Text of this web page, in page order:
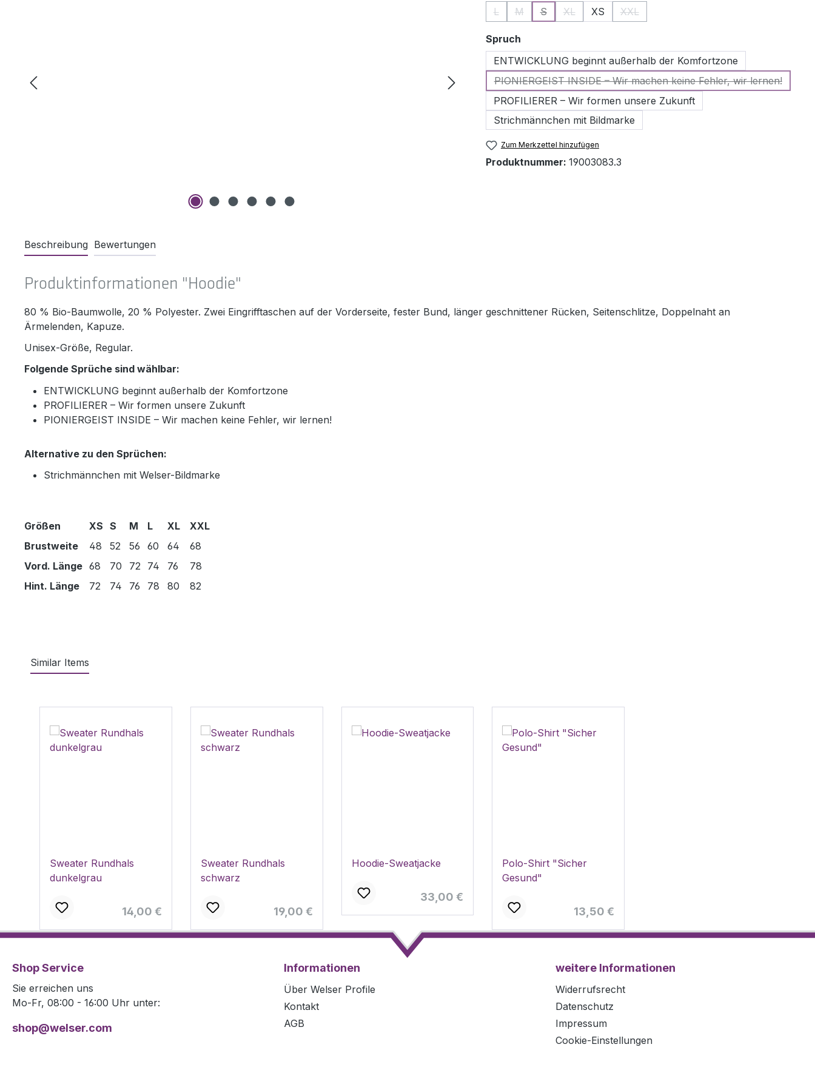
L
(Diese Option ist zurzeit nicht verfügbar.)
M
(Diese Option ist zurzeit nicht verfügbar.)
S
(Diese Option ist zurzeit nicht verfügbar.)
XL
(Diese Option ist zurzeit nicht verfügbar.)
XS XXL
(Diese Option ist zurzeit nicht verfügbar.)
Spruchauswählen
ENTWICKLUNG beginnt außerhalb der Komfortzone
PIONIERGEIST INSIDE – Wir machen keine Fehler, wir lernen!
(Diese Option ist zurzeit nicht verfügbar.)
PROFILIERER – Wir formen unsere Zukunft
Strichmännchen mit Bildmarke
Zum Merkzettel hinzufügen
Produktnummer: 19003083.3
Beschreibung Bewertungen
Produktinformationen "Hoodie"
80 % Bio-Baumwolle, 20 % Polyester. Zwei Eingrifftaschen auf der Vorderseite, fester Bund, länger geschnittener Rücken, Seitenschlitze, Doppelnaht an
Ärmelenden, Kapuze.
Unisex-Größe, Regular.
Folgende Sprüche sind wählbar:
ENTWICKLUNG beginnt außerhalb der Komfortzone
PROFILIERER – Wir formen unsere Zukunft
PIONIERGEIST INSIDE – Wir machen keine Fehler, wir lernen!
Alternative zu den Sprüchen:
Strichmännchen mit Welser-Bildmarke
Größen XS S M L XL
XXL
Brustweite
48 52 56 60 64
68
Vord. Länge 68 70 72 74 76
78
Hint. Länge
72 74 76 78 80 82
Similar Items
Sweater Rundhals
dunkelgrau
Regulärer Preis:
14,00 €
Sweater Rundhals
schwarz
Regulärer Preis:
19,00 €
Hoodie-Sweatjacke
Regulärer Preis:
33,00 €
Polo-Shirt "Sicher
Gesund"
Regulärer Preis:
13,50 €
Shop Service
Sie erreichen uns
Mo-Fr, 08:00 - 16:00 Uhr unter:
shop@welser.com
Informationen
Über Welser Profile
Kontakt
AGB
weitere Informationen
Widerrufsrecht
Datenschutz
Impressum
Cookie-Einstellungen